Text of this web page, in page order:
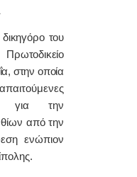
του
στην οποία
για την
από την
ενώπιον